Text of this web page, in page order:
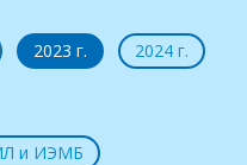
2023 г.
2024 г.
и ИЭМБ